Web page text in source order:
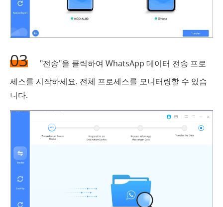
03
"전송"을 클릭하여 WhatsApp 데이터 전송 프로
세스를 시작하세요. 전체 프로세스를 모니터링할 수 있습
니다.